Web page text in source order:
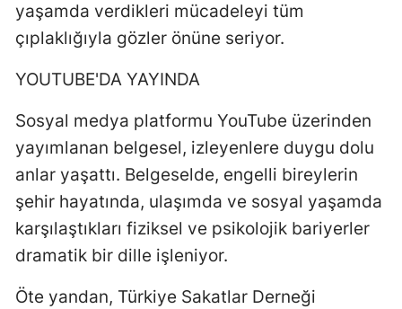
yaşamda verdikleri mücadeleyi tüm
çıplaklığıyla gözler önüne seriyor.
YOUTUBE'DA YAYINDA
Sosyal medya platformu YouTube üzerinden
yayımlanan belgesel, izleyenlere duygu dolu
anlar yaşattı. Belgeselde, engelli bireylerin
şehir hayatında, ulaşımda ve sosyal yaşamda
karşılaştıkları fiziksel ve psikolojik bariyerler
dramatik bir dille işleniyor.
Öte yandan, Türkiye Sakatlar Derneği